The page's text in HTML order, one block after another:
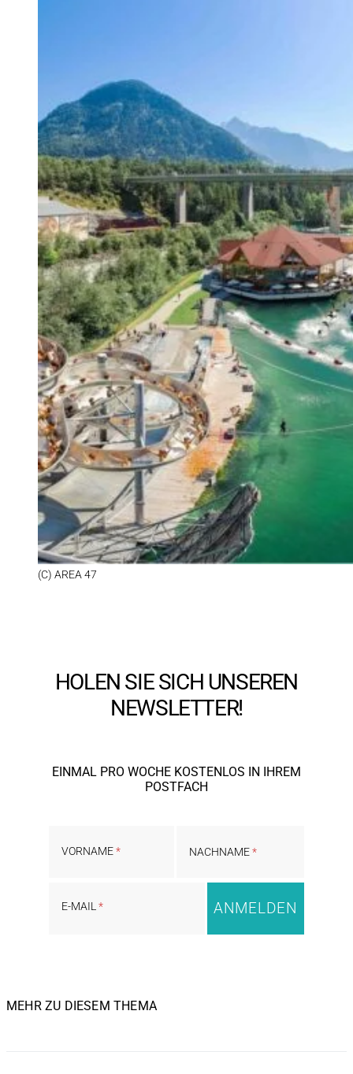
(C) AREA 47
HOLEN SIE SICH UNSEREN
NEWSLETTER!
EINMAL PRO WOCHE KOSTENLOS IN IHREM
POSTFACH
VORNAME NACHNAME
E-MAIL
MEHR ZU DIESEM THEMA